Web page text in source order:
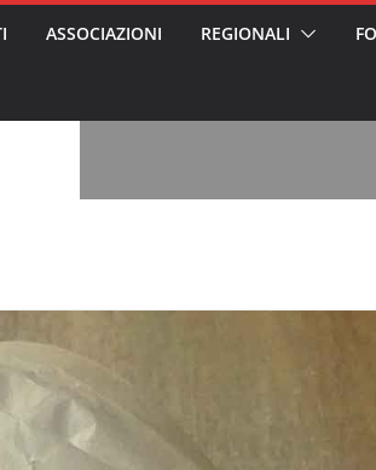
pubblico
sanitari
tutto quello
su
per gli oss?”
ASSOCIAZIONI REGIONALI